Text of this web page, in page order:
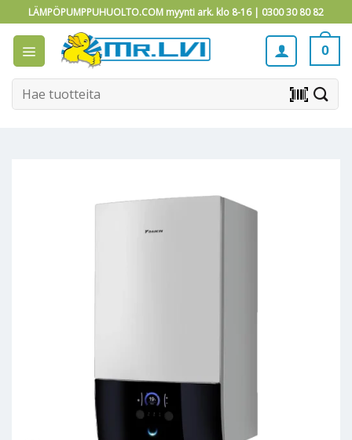
to
content
LÄMPÖPUMPPUHUOLTO.COM myynti ark. klo 8-16 | 0300 30 80 82
0
Etsi: barcode_scanner